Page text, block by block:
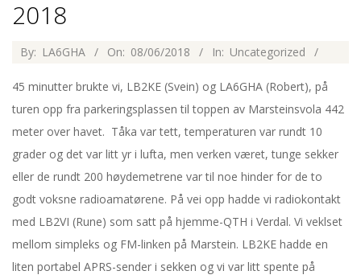
2018
2018-
By: LA6GHA On: 08/06/2018 In: Uncategorized
45 minutter brukte vi, LB2KE (Svein) og LA6GHA (Robert), på
turen opp fra parkeringsplassen til toppen av Marsteinsvola 442
meter over havet. Tåka var tett, temperaturen var rundt 10
grader og det var litt yr i lufta, men verken været, tunge sekker
eller de rundt 200 høydemetrene var til noe hinder for de to
godt voksne radioamatørene. På vei opp hadde vi radiokontakt
med LB2VI (Rune) som satt på hjemme-QTH i Verdal. Vi veklset
mellom simpleks og FM-linken på Marstein. LB2KE hadde en
liten portabel APRS-sender i sekken og vi var litt spente på